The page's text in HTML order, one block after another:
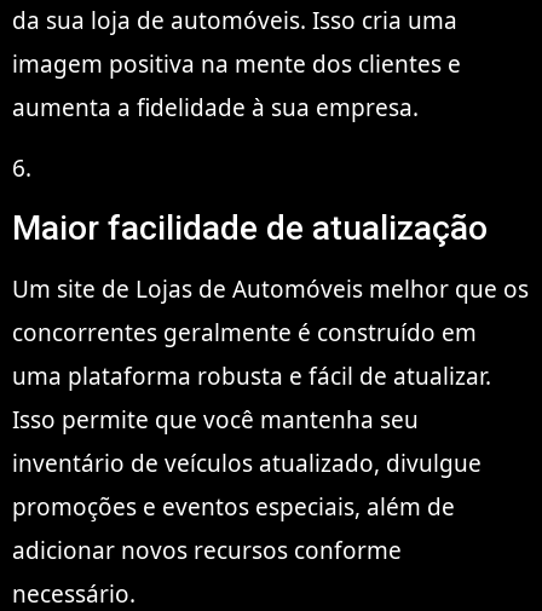
da sua loja de automóveis. Isso cria uma
imagem positiva na mente dos clientes e
aumenta a fidelidade à sua empresa.
6.
Maior facilidade de atualização
Um site de Lojas de Automóveis melhor que os
concorrentes geralmente é construído em
uma plataforma robusta e fácil de atualizar.
Isso permite que você mantenha seu
inventário de veículos atualizado, divulgue
promoções e eventos especiais, além de
adicionar novos recursos conforme
necessário.